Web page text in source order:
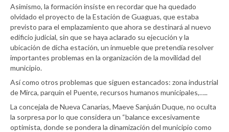
Asimismo, la formación insiste en recordar que ha quedado
olvidado el proyecto de la Estación de Guaguas, que estaba
previsto para el emplazamiento que ahora se destinará al nuevo
edificio judicial, sin que se haya aclarado su ejecución y la
ubicación de dicha estación, un inmueble que pretendía resolver
importantes problemas en la organización de la movilidad del
municipio.
Así como otros problemas que siguen estancados: zona industrial
de Mirca, parquin el Puente, recursos humanos municipales,…..
La concejala de Nueva Canarias, Maeve Sanjuán Duque, no oculta
la sorpresa por lo que considera un “balance excesivamente
optimista, donde se pondera la dinamización del municipio como